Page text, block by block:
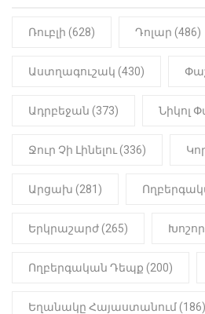
Նիկոլ
ԻՐԱԴԱՐՁԱՅԻՆ
մարմինը
Ռուբլի (628) Դոլար (486)
Աստղագուշակ (430)
Ադրբեջան (373) Նիկոլ
Ջուր Չի Լինելու (336)
Արցախ (281)
Երկրաշարժ (265)
Ողբերգական Դեպք (200)
Եղանակը Հայաստանում (186)